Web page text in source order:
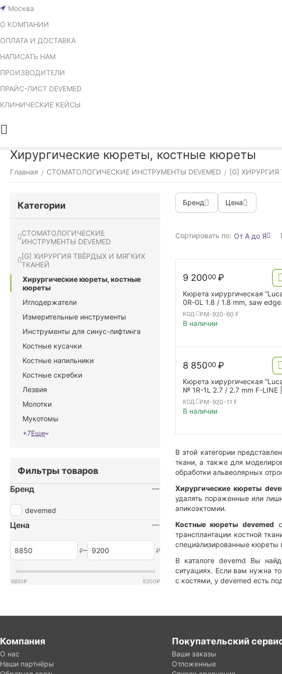
Москва
О КОМПАНИИ
ОПЛАТА И ДОСТАВКА
НАПИСАТЬ НАМ
ПРОИЗВОДИТЕЛИ
ПРАЙС-ЛИСТ DEVEMED
КЛИНИЧЕСКИЕ КЕЙСЫ
Хирургические кюреты, костные кюреты
Главная / СТОМАТОЛОГИЧЕСКИЕ ИНСТРУМЕНТЫ DEVEMED / [G]
Бренд Цена
В этой категории
ткани, а также для
обработки альвеолярных
Хирургические кюреты
удалять пораженные или
апикоэктомии.
Костные кюреты devemed
трансплантации костной
специализированные кюреты
В каталоге devemd Вы
ситуациях. Если вам нужна
с костями, у devemed есть
Сортировать по: От А до Я
9 20000 ₽
Кюрета хирургическая
0R-0L 1.8 / 1.8 mm, saw edge
F-LINE | SL | double ended
КОД: PM-920-60 F
В наличии
8 85000 ₽
Кюрета хирургическая
№ 1R-1L 2.7 / 2.7 mm F-LINE |
SL | double ended
КОД: PM-920-11 F
В наличии
Категории
СТОМАТОЛОГИЧЕСКИЕ
ИНСТРУМЕНТЫ DEVEMED
[G] ХИРУРГИЯ ТВЁРДЫХ И МЯГКИХ
ТКАНЕЙ
Хирургические кюреты, костные
кюреты
Иглодержатели
Измерительные инструменты
Инструменты для синус-лифтинга
Костные кусачки
Костные напильники
Костные скребки
Лезвия
Молотки
Мукотомы
+7Еще
Фильтры товаров
Бренд
devemed
Цена
₽– ₽
8850₽ 9200₽
Компания
О нас
Наши партнёры
Покупательский
Ваши заказы
Отложенные